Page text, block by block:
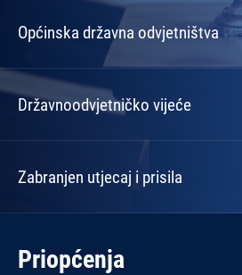
Općinska državna odvjetništva
Državnoodvjetničko vijeće
Zabranjen utjecaj i prisila
Priopćenja